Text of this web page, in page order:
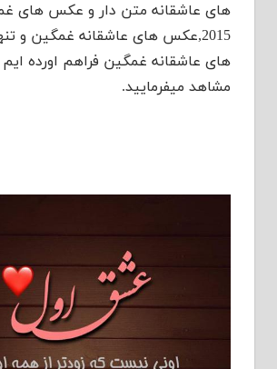
های عاشقانه متن دار و عکس های
2015,عکس های عاشقانه غمگین و
های عاشقانه غمگین فراهم اورده ایم
مشاهد میفرمایید.